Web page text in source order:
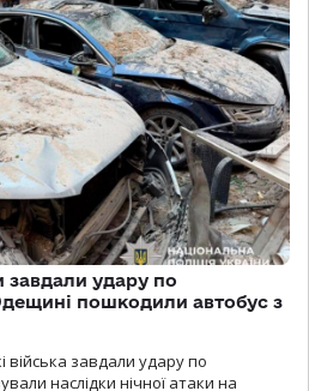
завдали удару по
пошкодили автобус з
війська завдали удару по
наслідки нічної атаки на